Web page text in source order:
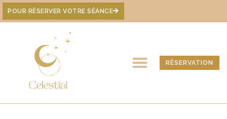
POUR RÉSERVER VOTRE SÉANCE
RÉSERVATION